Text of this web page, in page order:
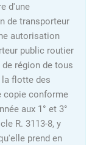
d'une
de transporteur
autorisation
public routier
région de tous
la flotte des
copie conforme
aux 1° et 3°
R. 3113-8, y
prend en